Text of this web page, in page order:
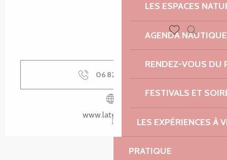
LES ESPACES
AGENDA NAUTIQUE
RENDEZ-VOUS DU
FESTIVALS ET
LES EXPÉRIENCES À
PRATIQUE
06 82 86 70
www.latelier-14.fr